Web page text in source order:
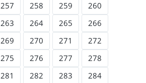
257 258 259
260
263 264 265
266
269 270 271
272
275 276 277
278
281 282 283
284